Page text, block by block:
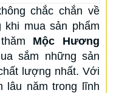
chắc chắn về
mua sản phẩm
Mộc Hương
sắm những sản
lượng nhất. Với
lâu năm trong lĩnh